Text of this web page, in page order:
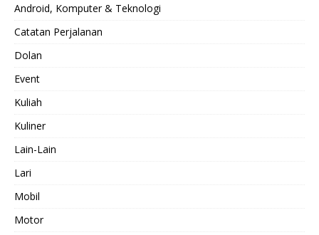
Android, Komputer & Teknologi
Catatan Perjalanan
Dolan
Event
Kuliah
Kuliner
Lain-Lain
Lari
Mobil
Motor